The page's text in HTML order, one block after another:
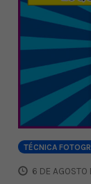
TÉCNICA
6 DE AGOSTO